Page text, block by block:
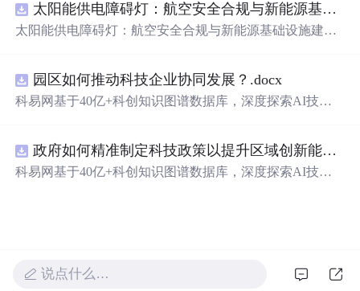
新领域的AI+数智化解决方案，推动科技创新与产业创新
智能化发展。
太阳能供电障碍灯：航空安全合规与新能源基础设施建设驱动的离网照明市场.docx
太阳能供电障碍灯：航空安全合规与新能源基础设施建设
园区如何推动科技企业协同发展？.docx
科易网基于40亿+科创知识图谱数据库，深度探索AI技术
新领域的AI+数智化解决方案，推动科技创新与产业创新
智能化发展。
政府如何精准制定科技政策以提升区域创新能力？.docx
科易网基于40亿+科创知识图谱数据库，深度探索AI技术
说点什么…